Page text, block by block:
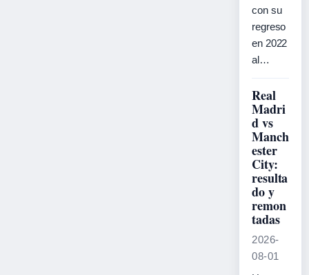
con su
regreso
en 2022
al…
Real
Madri
d vs
Manch
ester
City:
resulta
do y
remon
tadas
2026-
08-01